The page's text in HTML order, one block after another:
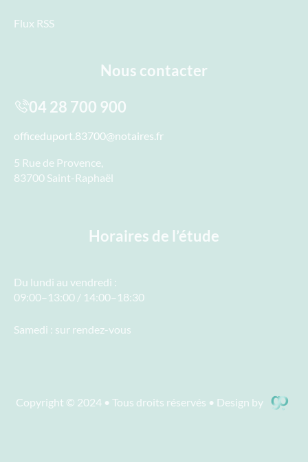
Flux RSS
Nous contacter
04 28 700 900
officeduport.83700@notaires.fr
5 Rue de Provence,
83700 Saint-Raphaël
Horaires de l’étude
Du lundi au vendredi :
09:00–13:00 / 14:00–18:30
Samedi : sur rendez-vous
Copyright © 2024 • Tous droits réservés • Design by